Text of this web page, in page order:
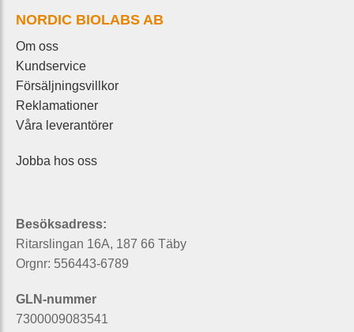
NORDIC BIOLABS AB
Om oss
Kundservice
Försäljningsvillkor
Reklamationer
Våra leverantörer
Jobba hos oss
Besöksadress:
Ritarslingan 16A, 187 66 Täby
Orgnr: 556443-6789
GLN-nummer
7300009083541